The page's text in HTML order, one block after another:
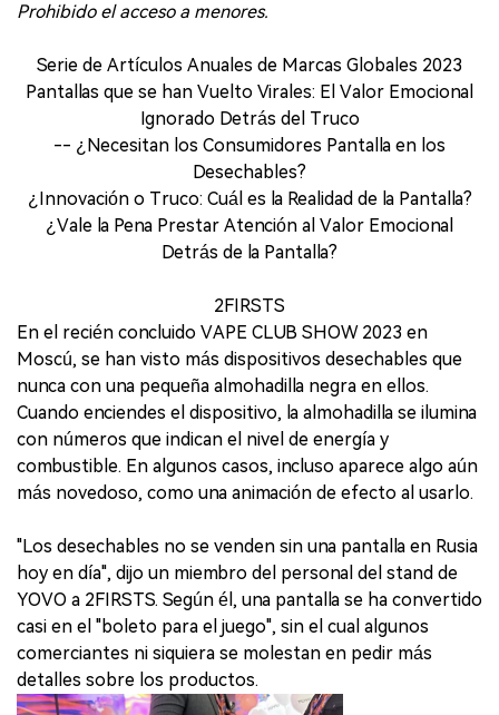
Prohibido el acceso a menores.
Serie de Artículos Anuales de Marcas Globales 2023
Pantallas que se han Vuelto Virales: El Valor Emocional
Ignorado Detrás del Truco
-- ¿Necesitan los Consumidores Pantalla en los
Desechables?
¿Innovación o Truco: Cuál es la Realidad de la Pantalla?
¿Vale la Pena Prestar Atención al Valor Emocional
Detrás de la Pantalla?
2FIRSTS
En el recién concluido VAPE CLUB SHOW 2023 en
Moscú, se han visto más dispositivos desechables que
nunca con una pequeña almohadilla negra en ellos.
Cuando enciendes el dispositivo, la almohadilla se ilumina
con números que indican el nivel de energía y
combustible. En algunos casos, incluso aparece algo aún
más novedoso, como una animación de efecto al usarlo.
"Los desechables no se venden sin una pantalla en Rusia
hoy en día", dijo un miembro del personal del stand de
YOVO a 2FIRSTS. Según él, una pantalla se ha convertido
casi en el "boleto para el juego", sin el cual algunos
comerciantes ni siquiera se molestan en pedir más
detalles sobre los productos.